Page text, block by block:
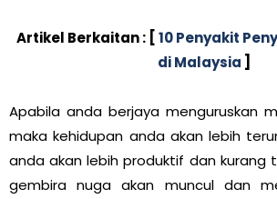
Artikel Berkaitan : [10 Penyakit
di Malaysia ]
Apabila anda berjaya menguruskan
maka kehidupan anda akan lebih
anda akan lebih produktif dan kurang
gembira nuga akan muncul dan